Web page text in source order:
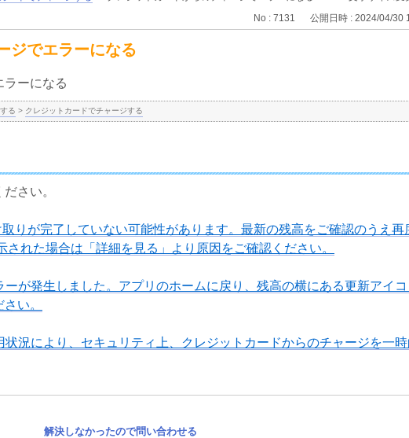
No : 7131 公開日時 : 2024/04/30
ジでエラーになる
ラーになる
る > クレジットカードでチャージする
さい。
りが完了していない可能性があります。最新の残高をご確認のうえ再
れた場合は「詳細を見る」より原因をご確認ください。
ーが発生しました。アプリのホームに戻り、残高の横にある更新アイ
い。
状況により、セキュリティ上、クレジットカードからのチャージを一時
解決しなかったので問い合わせる